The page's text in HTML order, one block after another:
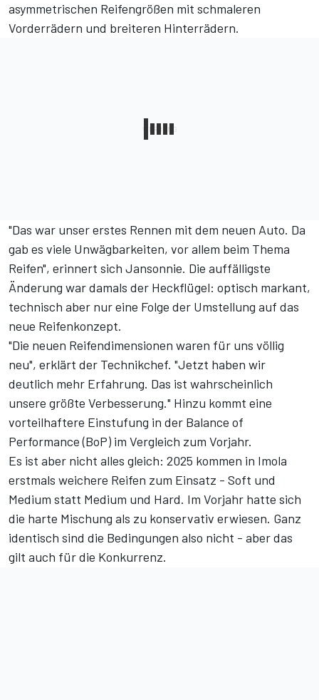
asymmetrischen Reifengrößen mit schmaleren
Vorderrädern und breiteren Hinterrädern.
"Das war unser erstes Rennen mit dem neuen Auto. Da
gab es viele Unwägbarkeiten, vor allem beim Thema
Reifen", erinnert sich Jansonnie. Die auffälligste
Änderung war damals der Heckflügel: optisch markant,
technisch aber nur eine Folge der Umstellung auf das
neue Reifenkonzept.
"Die neuen Reifendimensionen waren für uns völlig
neu", erklärt der Technikchef. "Jetzt haben wir
deutlich mehr Erfahrung. Das ist wahrscheinlich
unsere größte Verbesserung." Hinzu kommt eine
vorteilhaftere Einstufung in der Balance of
Performance (BoP) im Vergleich zum Vorjahr.
Es ist aber nicht alles gleich: 2025 kommen in Imola
erstmals weichere Reifen zum Einsatz - Soft und
Medium statt Medium und Hard. Im Vorjahr hatte sich
die harte Mischung als zu konservativ erwiesen. Ganz
identisch sind die Bedingungen also nicht - aber das
gilt auch für die Konkurrenz.